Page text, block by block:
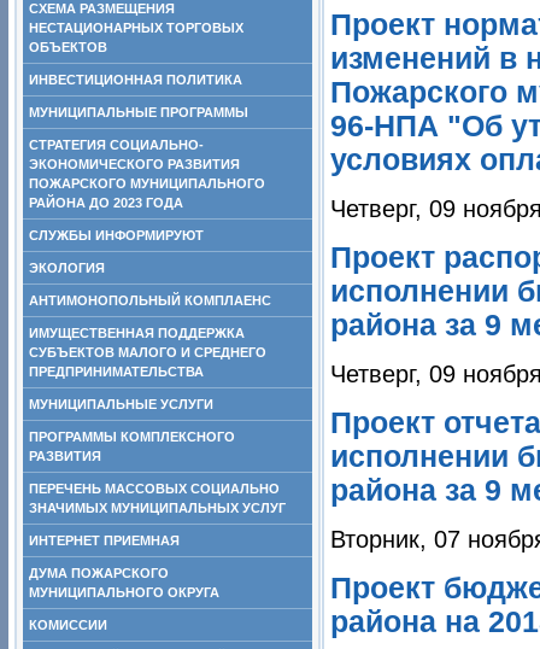
СХЕМА РАЗМЕЩЕНИЯ
НЕСТАЦИОНАРНЫХ ТОРГОВЫХ
ОБЪЕКТОВ
ИНВЕСТИЦИОННАЯ ПОЛИТИКА
МУНИЦИПАЛЬНЫЕ ПРОГРАММЫ
СТРАТЕГИЯ СОЦИАЛЬНО-
ЭКОНОМИЧЕСКОГО РАЗВИТИЯ
ПОЖАРСКОГО МУНИЦИПАЛЬНОГО
РАЙОНА ДО 2023 ГОДА
СЛУЖБЫ ИНФОРМИРУЮТ
ЭКОЛОГИЯ
АНТИМОНОПОЛЬНЫЙ КОМПЛАЕНС
ИМУЩЕСТВЕННАЯ ПОДДЕРЖКА
СУБЪЕКТОВ МАЛОГО И СРЕДНЕГО
ПРЕДПРИНИМАТЕЛЬСТВА
МУНИЦИПАЛЬНЫЕ УСЛУГИ
ПРОГРАММЫ КОМПЛЕКСНОГО
РАЗВИТИЯ
ПЕРЕЧЕНЬ МАССОВЫХ СОЦИАЛЬНО
ЗНАЧИМЫХ МУНИЦИПАЛЬНЫХ УСЛУГ
ИНТЕРНЕТ ПРИЕМНАЯ
ДУМА ПОЖАРСКОГО
МУНИЦИПАЛЬНОГО ОКРУГА
КОМИССИИ
Проект
изменений в
Пожарского
96-НПА "Об
условиях
Четверг, 09
Проект
исполнении
района за 9
Четверг, 09
Проект
исполнении
района за 9
Вторник, 07
Проект
района на